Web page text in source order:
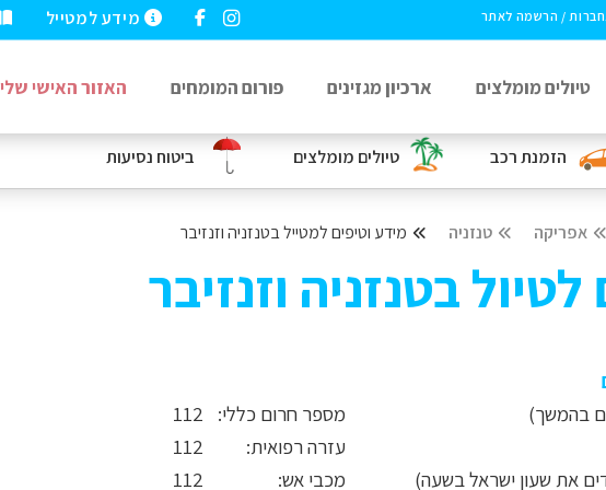
הזמנת רכב טיולים מומלצים ביטוח נסיעות
מידע למטייל / הרשמה לאתר
טיולים מומלצים ארכיון מגזינים פורום המומחים האזור האישי שלי
אפריקה טנזניה מידע וטיפים למטייל בטנזניה וזנזיבר
בטנזניה וזנזיבר
בהמשך) מספר חרום כללי:
112
עזרה רפואית:
112
מכבי אש: 112